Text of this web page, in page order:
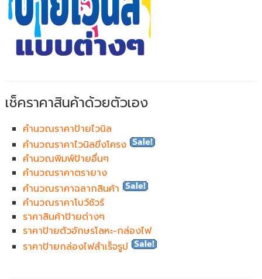
เช็คราคาสินค้าด้วยตัวเอง
คำนวณราคาป้ายไวนิล
คำนวณราคาไวนิลขึงโครง
คำนวณพิมพ์ป้ายอื่นๆ
คำนวณราคาตรายาง
คำนวณราคาฉลากสินค้า
คำนวณราคาโบว์ชัวร์
ราคาสินค้าป้ายต่างๆ
ราคาป้ายตัวอักษรโลหะ-กล่องไฟ
ราคาป้ายกล่องไฟสำเร็จรูป